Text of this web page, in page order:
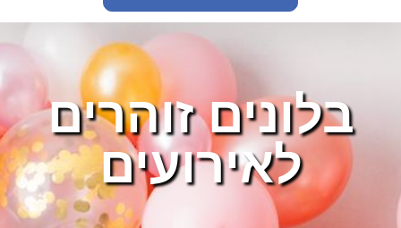
בלונים זוהרים
לאירועים